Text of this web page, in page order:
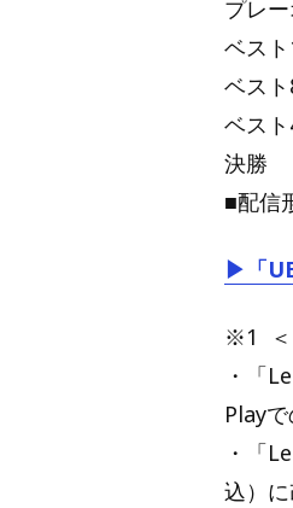
プレ
ベス
ベス
ベス
決
■配信
▶「
※1 ＜
・「
Play
・「
込）に